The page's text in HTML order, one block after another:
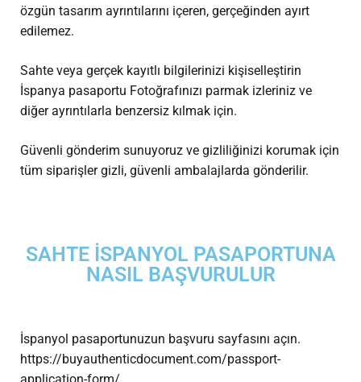
özgün tasarım ayrıntılarını içeren, gerçeğinden ayırt
edilemez.
Sahte veya gerçek kayıtlı bilgilerinizi kişiselleştirin
İspanya pasaportu Fotoğrafınızı parmak izleriniz ve
diğer ayrıntılarla benzersiz kılmak için.
Güvenli gönderim sunuyoruz ve gizliliğinizi korumak için
tüm siparişler gizli, güvenli ambalajlarda gönderilir.
SAHTE İSPANYOL PASAPORTUNA
NASIL BAŞVURULUR
İspanyol pasaportunuzun başvuru sayfasını açın.
https://buyauthenticdocument.com/passport-